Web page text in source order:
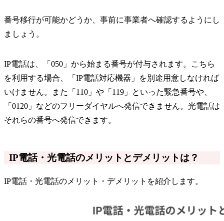
番号移行が可能かどうか、事前に事業者へ確認するようにし
ましょう。
IP電話は、「050」から始まる番号が付与されます。こちら
を利用する場合、「IP電話対応機器」を別途用意しなければ
いけません。また「110」や「119」といった緊急番号や、
「0120」などのフリーダイヤルへ発信できません。光電話は
それらの番号へ発信できます。
IP電話・光電話のメリットとデメリットは？
IP電話・光電話のメリット・デメリットを紹介します。